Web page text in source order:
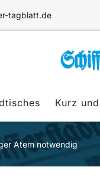
tagblatt.de
Kurz
Atem notwendig